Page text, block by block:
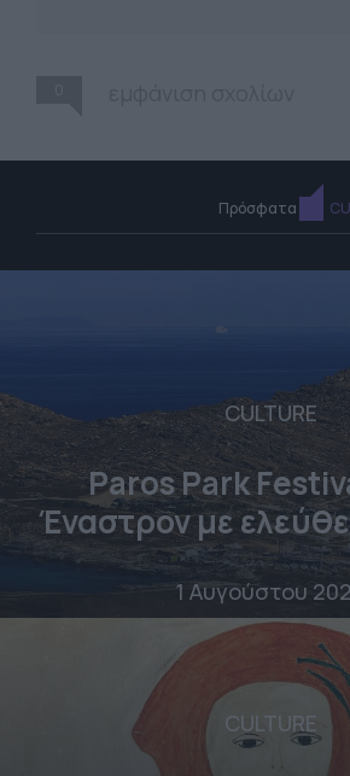
Πρόσφατα
CULTURE
Paros Park
Έναστρον με
1 Αυγούστου
CULTURE